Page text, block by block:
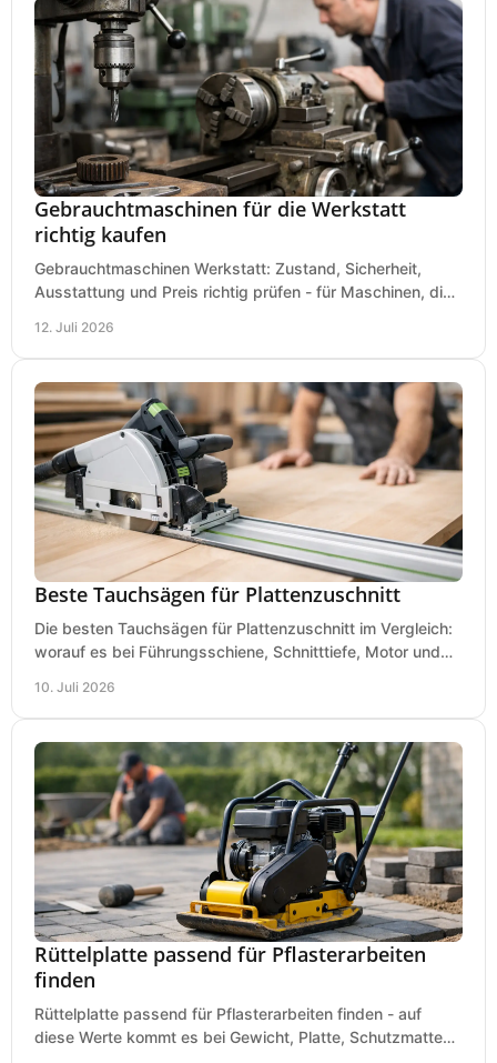
Gebrauchtmaschinen für die Werkstatt
richtig kaufen
Gebrauchtmaschinen Werkstatt: Zustand, Sicherheit,
Ausstattung und Preis richtig prüfen - für Maschinen, die
12. Juli 2026
Beste Tauchsägen für Plattenzuschnitt
Die besten Tauchsägen für Plattenzuschnitt im Vergleich:
worauf es bei Führungsschiene, Schnitttiefe, Motor und
10. Juli 2026
Rüttelplatte passend für Pflasterarbeiten
finden
Rüttelplatte passend für Pflasterarbeiten finden - auf
diese Werte kommt es bei Gewicht, Platte, Schutzmatte